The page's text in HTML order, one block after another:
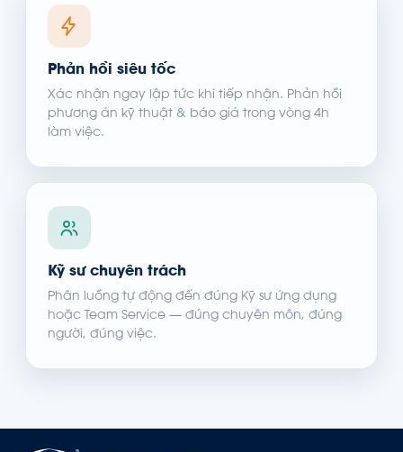
Phản hồi siêu tốc
Xác nhận ngay lập tức khi tiếp nhận. Phản hồi
phương án kỹ thuật & báo giá trong vòng 4h
làm việc.
Kỹ sư chuyên trách
Phân luồng tự động đến đúng Kỹ sư ứng dụng
hoặc Team Service — đúng chuyên môn, đúng
người, đúng việc.